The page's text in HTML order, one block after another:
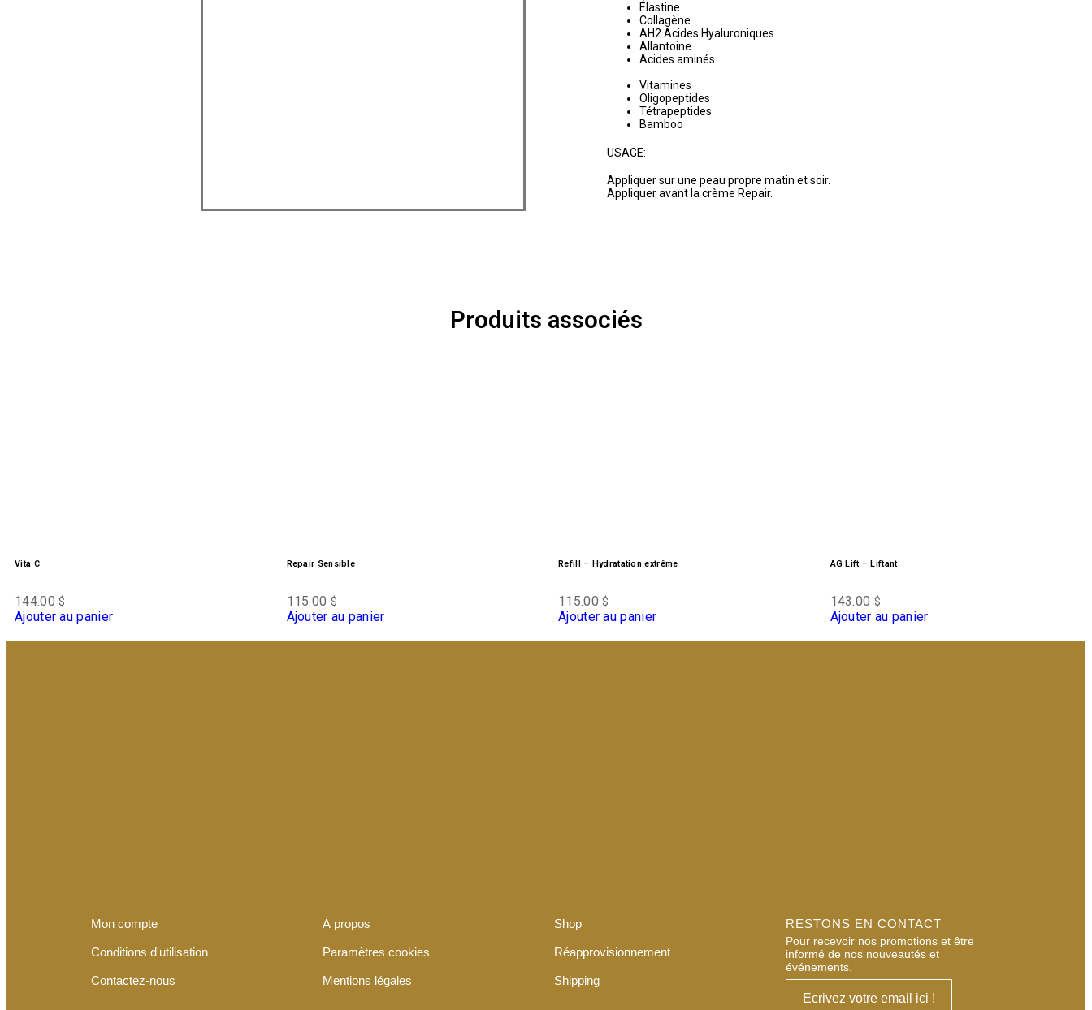
Élastine
Collagène
AH2 Acides Hyaluroniques
Allantoine
Acides aminés
Vitamines
Oligopeptides
Tétrapeptides
Bamboo
USAGE:
Appliquer sur une peau propre matin et soir.
Appliquer avant la crème Repair.
Produits associés
Vita C
144.00$
Ajouter au panier
Repair Sensible
115.00 $
Ajouter au panier
Refill – Hydratation extrême
115.00$
Ajouter au panier
AG Lift – Liftant
143.00 $
Ajouter au panier
Mon compte
Conditions d'utilisation
Contactez-nous
À propos
Paramètres cookies
Mentions légales
Shop
Réapprovisionnement
Shipping
RESTONS EN CONTACT
Pour recevoir nos promotions et être
informé de nos nouveautés et
événements.
Ecrivez votre email ici !